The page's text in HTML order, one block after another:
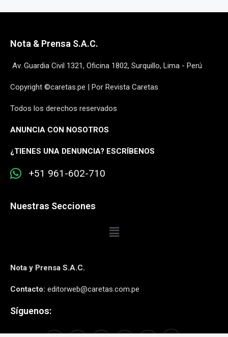
Nota & Prensa S.A.C.
Av. Guardia Civil 1321, Oficina 1802, Surquillo, Lima - Perú
Copyright ©caretas.pe | Por Revista Caretas
Todos los derechos reservados
ANUNCIA CON NOSOTROS
¿TIENES UNA DENUNCIA? ESCRÍBENOS
+51 961-602-710
Nuestras Secciones
Nota y Prensa S.A.C.
Contacto: editorweb@caretas.com.pe
Síguenos: